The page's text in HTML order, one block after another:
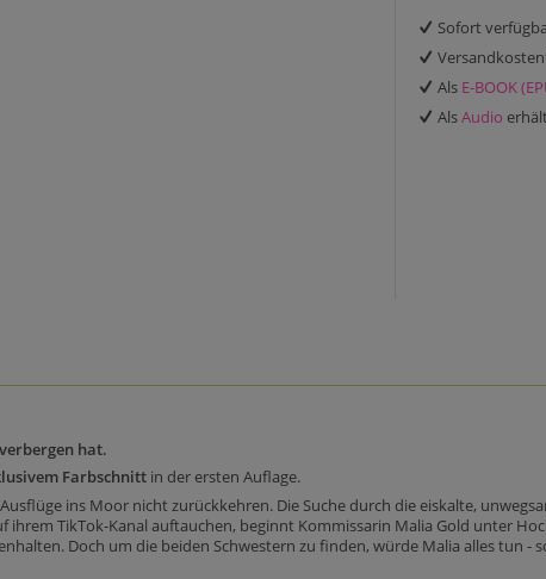
Sofort
Als E-BOOK
AlsAudio
hat.
Farbschnitt in der ersten Auflage.
ins Moor nicht zurückkehren. Die Suche durch die eiskalte,
TikTok-Kanal auftauchen, beginnt Kommissarin Malia Gold unter
Doch um die beiden Schwestern zu finden, würde Malia alles tun -